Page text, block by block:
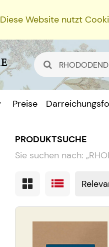
Diese Website nutzt
Preise
PRODUKTSUCHE
Sie suchen nach: „